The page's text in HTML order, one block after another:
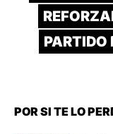
PARTIDO
POR SI TE LO